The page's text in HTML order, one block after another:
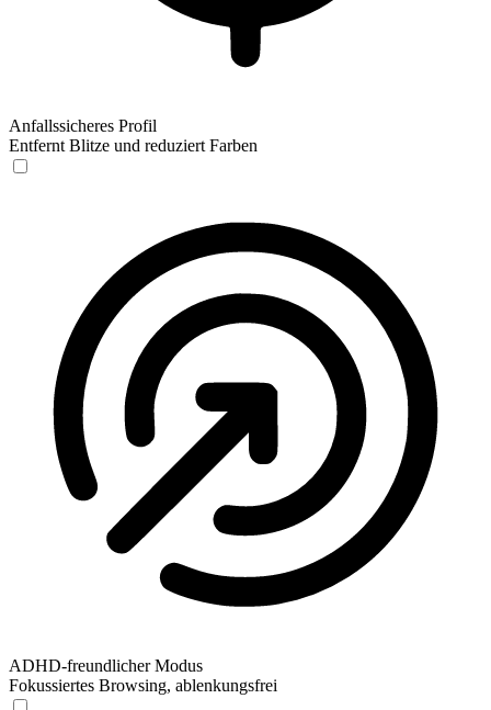
Anfallssicheres Profil
Entfernt Blitze und reduziert Farben
ADHD-freundlicher Modus
Fokussiertes Browsing, ablenkungsfrei